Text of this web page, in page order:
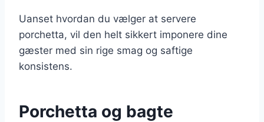
Uanset hvordan du vælger at servere
porchetta, vil den helt sikkert imponere dine
gæster med sin rige smag og saftige
konsistens.
Porchetta og bagte